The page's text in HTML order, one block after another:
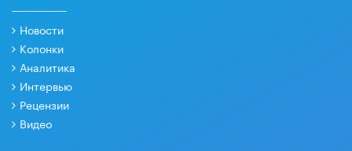
Новости
Колонки
Аналитика
Интервью
Рецензии
Видео